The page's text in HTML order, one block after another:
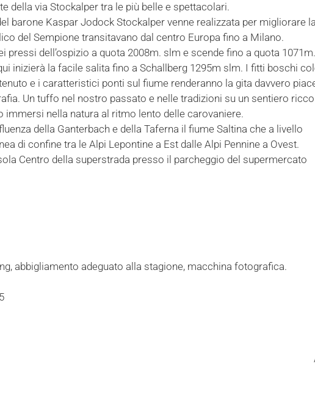
della via Stockalper tra le più belle e spettacolari.
barone Kaspar Jodock Stockalper venne realizzata per migliorare la
del Sempione transitavano dal centro Europa fino a Milano.
dell’ospizio a quota 2008m. slm e scende fino a quota
inizierà la facile salita fino a Schallberg 1295m slm. I fitti boschi
e i caratteristici ponti sul fiume renderanno la gita davvero
Un tuffo nel nostro passato e nelle tradizioni su un sentiero
nella natura al ritmo lento delle carovaniere.
della Ganterbach e della Taferna il fiume Saltina che a livello
di confine tra le Alpi Lepontine a Est dalle Alpi Pennine a Ovest.
Centro della superstrada presso il parcheggio del supermercato
abbigliamento adeguato alla stagione, macchina fotografica.